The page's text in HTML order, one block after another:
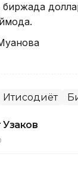
биржада
Иқтисодиёт
Узаков